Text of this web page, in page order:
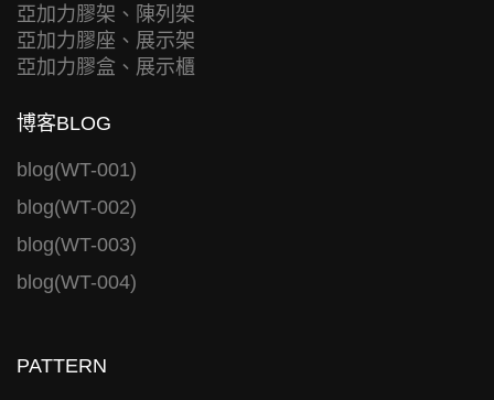
亞加力膠架、陳列架
亞加力膠座、展示架
亞加力膠盒、展示櫃
博客BLOG
blog(WT-001)
blog(WT-002)
blog(WT-003)
blog(WT-004)
PATTERN